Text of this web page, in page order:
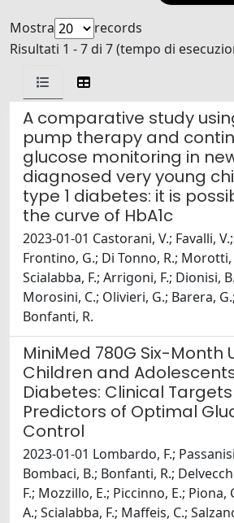
Mostra
records
Risultati 1 - 7 di 7 (tempo di
A comparative study
pump therapy and
glucose monitoring in
diagnosed very young
type 1 diabetes: it is
the curve of HbA1c
2023-01-01 Castorani, V.; Favalli,
Frontino, G.; Di Tonno, R.; Morotti,
Scialabba, F.; Arrigoni, F.; Dionisi,
Morosini, C.; Olivieri, G.; Barera,
Bonfanti, R.
MiniMed 780G Six-Month
Children and
Diabetes: Clinical
Predictors of Optimal
Control
2023-01-01 Lombardo, F.;
Bombaci, B.; Bonfanti, R.;
F.; Mozzillo, E.; Piccinno, E.; Piona,
A.; Scialabba, F.; Maffeis, C.;